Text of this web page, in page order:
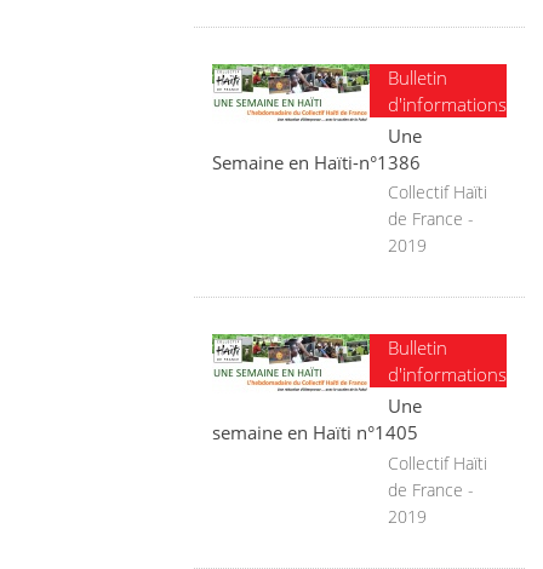
Bulletin
d'informations
Une
Semaine en Haïti-n°1386
Collectif Haïti
de France -
2019
Bulletin
d'informations
Une
semaine en Haïti n°1405
Collectif Haïti
de France -
2019